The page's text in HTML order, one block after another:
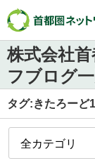
株式会社
フブログ
タグ:きたろーど